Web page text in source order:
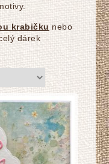
krabičku nebo
dárek